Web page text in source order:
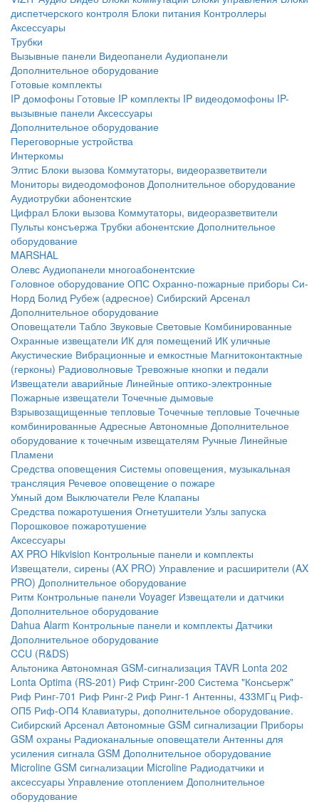
диспетчерского контроля Блоки питания Контроллеры
Аксессуары
Трубки
Вызывные панели Видеопанели Аудиопанели
Дополнительное оборудование
Готовые комплекты
IP домофоны Готовые IP комплекты IP видеодомофоны IP-
вызывные панели Аксессуары
Дополнительное оборудование
Переговорные устройства
Интеркомы
Элтис Блоки вызова Коммутаторы, видеоразветвители
Мониторы видеодомофонов Дополнительное оборудование
Аудиотрубки абонентские
Цифрал Блоки вызова Коммутаторы, видеоразветвители
Пульты консъержа Трубки абонентские Дополнительное
оборудование
MARSHAL
Олевс Аудиопанели многоабонентские
Головное оборудование ОПС Охранно-пожарные приборы Си-
Норд Болид Рубеж (адресное) Сибирский Арсенал
Дополнительное оборудование
Оповещатели Табло Звуковые Световые Комбинированные
Охранные извещатели ИК для помещений ИК уличные
Акустические Вибрационные и емкостные Магнитоконтактные
(герконы) Радиоволновые Тревожные кнопки и педали
Извещатели аварийные Линейные оптико-электронные
Пожарные извещатели Точечные дымовые
Взрывозащищенные тепловые Точечные тепловые Точечные
комбинированные Адресные Автономные Дополнительное
оборудование к точечным извещателям Ручные Линейные
Пламени
Средства оповещения Системы оповещения, музыкальная
трансляция Речевое оповещение о пожаре
Умный дом Выключатели Реле Клапаны
Средства пожаротушения Огнетушители Узлы запуска
Порошковое пожаротушение
Аксессуары
AX PRO Hikvision Контрольные панели и комплекты
Извещатели, сирены (AX PRO) Управление и расширители (AX
PRO) Дополнительное оборудование
Ритм Контрольные панели Voyager Извещатели и датчики
Дополнительное оборудование
Dahua Alarm Контрольные панели и комплекты Датчики
Дополнительное оборудование
CCU (R&DS)
Альтоника Автономная GSM-сигнализация TAVR Lonta 202
Lonta Optima (RS-201) Риф Стринг-200 Система "Консьерж"
Риф Ринг-701 Риф Ринг-2 Риф Ринг-1 Антенны, 433МГц Риф-
ОП5 Риф-ОП4 Клавиатуры, дополнительное оборудование.
Сибирский Арсенал Автономные GSM сигнализации Приборы
GSM охраны Радиоканальные оповещатели Антенны для
усиления сигнала GSM Дополнительное оборудование
Microline GSM cигнализации Microline Радиодатчики и
аксессуары Управление отоплением Дополнительное
оборудование